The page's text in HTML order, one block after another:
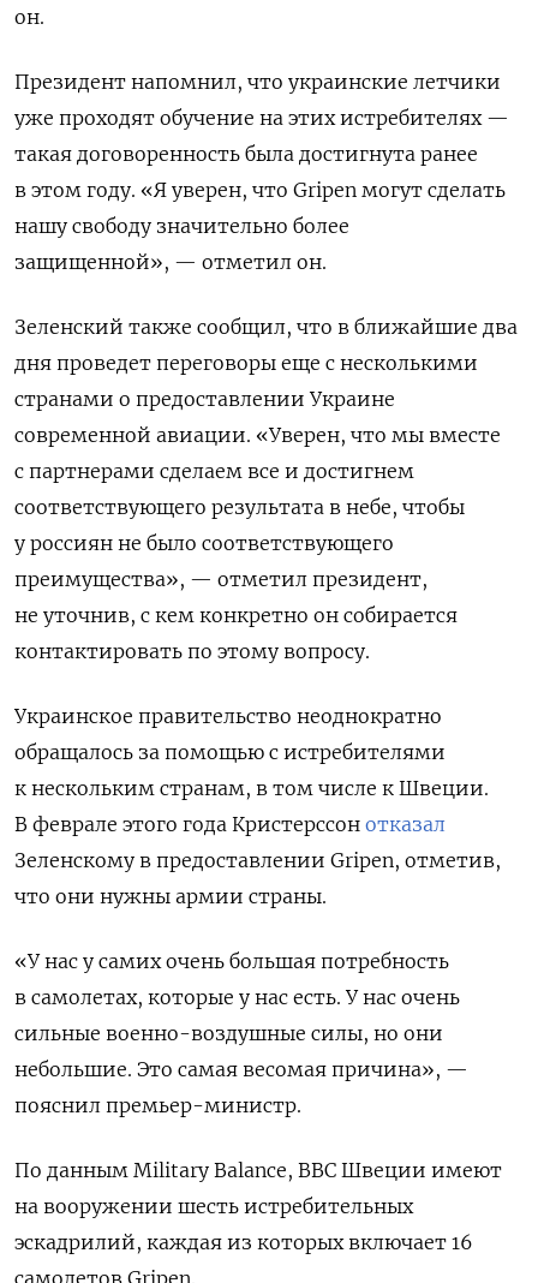
он.
Президент напомнил, что украинские летчики
уже проходят обучение на этих истребителях —
такая договоренность была достигнута ранее
в этом году. «Я уверен, что Gripen могут сделать
нашу свободу значительно более
защищенной», — отметил он.
Зеленский также сообщил, что в ближайшие два
дня проведет переговоры еще с несколькими
странами о предоставлении Украине
современной авиации. «Уверен, что мы вместе
с партнерами сделаем все и достигнем
соответствующего результата в небе, чтобы
у россиян не было соответствующего
преимущества», — отметил президент,
не уточнив, с кем конкретно он собирается
контактировать по этому вопросу.
Украинское правительство неоднократно
обращалось за помощью с истребителями
к нескольким странам, в том числе к Швеции.
В феврале этого года Кристерссон отказал
Зеленскому в предоставлении Gripen, отметив,
что они нужны армии страны.
«У нас у самих очень большая потребность
в самолетах, которые у нас есть. У нас очень
сильные военно-воздушные силы, но они
небольшие. Это самая весомая причина», —
пояснил премьер-министр.
По данным Military Balance, ВВС Швеции имеют
на вооружении шесть истребительных
эскадрилий, каждая из которых включает 16
самолетов Gripen.